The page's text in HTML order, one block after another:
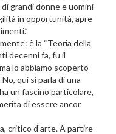
grandi donne e uomini
in opportunità, apre
è la “Teoria della
decenni fa, fu il
lo abbiamo scoperto
qui si parla di una
un fascino particolare,
di essere ancor
critico d’arte. A partire